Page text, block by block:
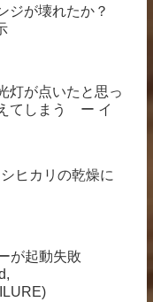
ジが壊れたか？
が点いたと思っ
てしまう ー イ
ヒカリの乾燥に
が起動失敗